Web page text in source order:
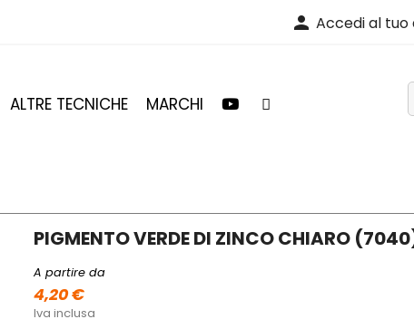
person Accedi al
ALTRE TECNICHE MARCHI
PIGMENTO VERDE DI ZINCO CHIARO
A partire da
4,20 €
Iva inclusa